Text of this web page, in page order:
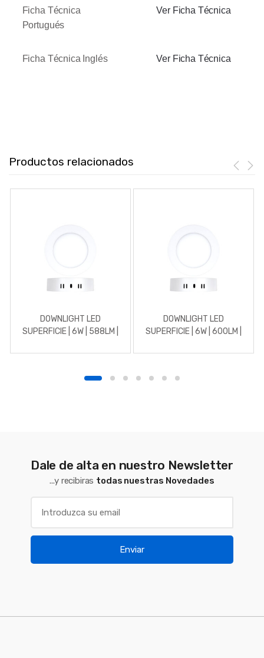
Ficha Técnica
Portugués
Ver Ficha Técnica
Ficha Técnica Inglés Ver Ficha Técnica
Productos relacionados
DOWNLIGHT LED
SUPERFICIE | 6W | 588LM |
BLANCO
DOWNLIGHT LED
SUPERFICIE | 6W | 600LM |
Dale de alta en nuestro Newsletter
...y recibiras todas nuestras Novedades
Enviar